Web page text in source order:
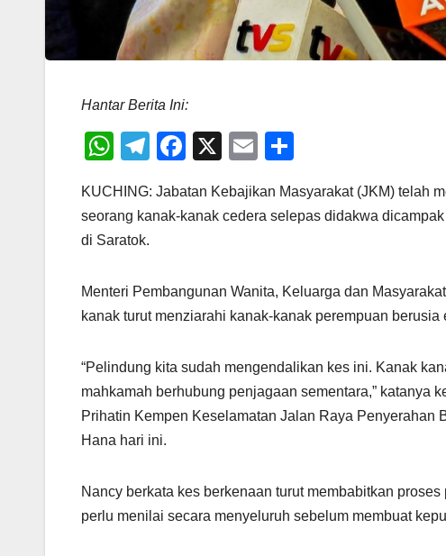
Hantar Berita Ini:
W
at
s
p
p
T
e
m
F
c
o
o
X
E
ail ar
e
KUCHING: Jabatan Kebajikan Masyarakat (JKM) telah
seorang kanak-kanak cedera selepas didakwa
di Saratok.
Menteri Pembangunan Wanita, Keluarga dan
kanak turut menziarahi kanak-kanak perempuan
“Pelindung kita sudah mengendalikan kes ini. Kanak
mahkamah berhubung penjagaan sementara,” katanya
Prihatin Kempen Keselamatan Jalan Raya Penyerahan
Hana hari ini.
Nancy berkata kes berkenaan turut membabitkan
perlu menilai secara menyeluruh sebelum membuat